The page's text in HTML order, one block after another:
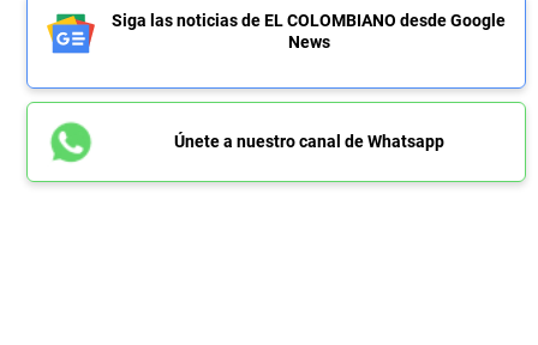
Siga las noticias de EL COLOMBIANO desde Google
News
Únete a nuestro canal de Whatsapp